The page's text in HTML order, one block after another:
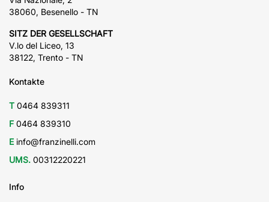
38060, Besenello - TN
SITZ DER GESELLSCHAFT
V.lo del Liceo, 13
38122, Trento - TN
Kontakte
T 0464 839311
F 0464 839310
E info@franzinelli.com
UMS. 00312220221
Info